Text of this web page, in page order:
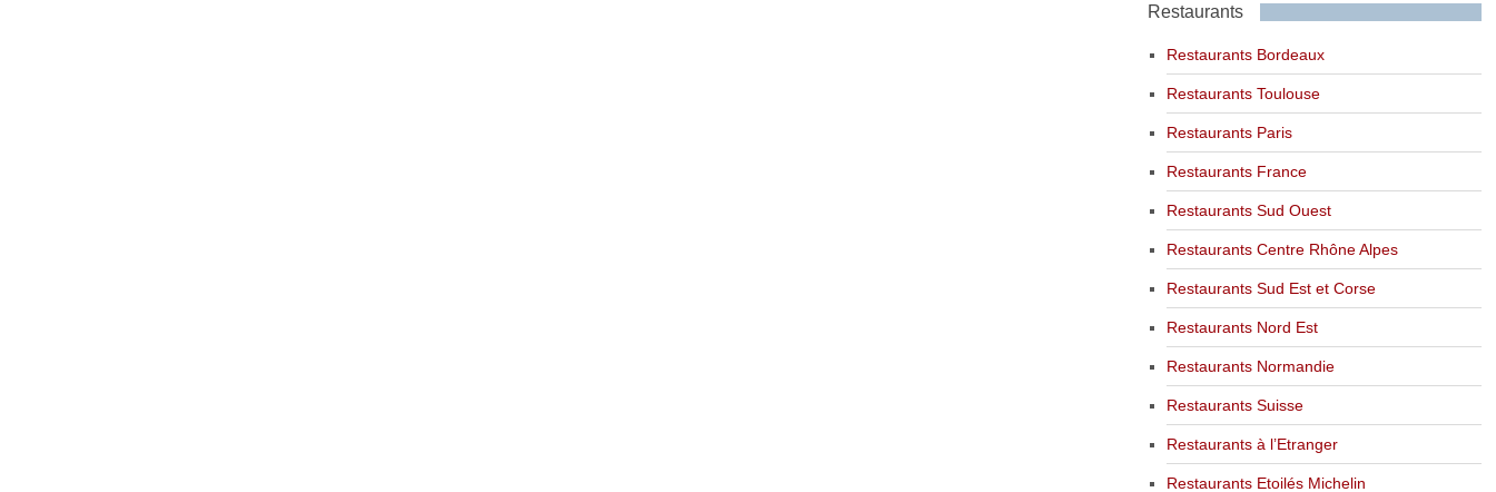
Restaurants
Restaurants Bordeaux
Restaurants Toulouse
Restaurants Paris
Restaurants France
Restaurants Sud Ouest
Restaurants Centre Rhône Alpes
Restaurants Sud Est et Corse
Restaurants Nord Est
Restaurants Normandie
Restaurants Suisse
Restaurants à l’Etranger
Restaurants Etoilés Michelin